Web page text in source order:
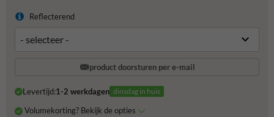
Reflecterend
product doorsturen per e-mail
Levertijd:1-2 werkdagen dinsdag in huis
Volumekorting? Bekijk de opties